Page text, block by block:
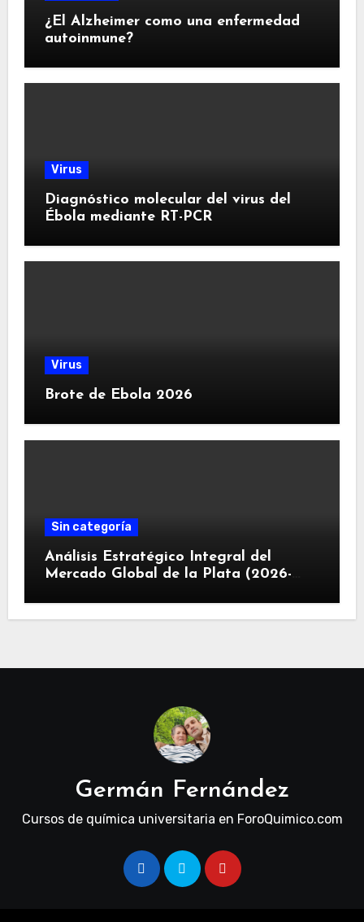
¿El Alzheimer como una enfermedad
autoinmune?
Virus
Diagnóstico molecular del virus del
Ébola mediante RT-PCR
Virus
Brote de Ebola 2026
Sin categoría
Análisis Estratégico Integral del
Mercado Global de la Plata (2026-
Estructural, Revolución Industrial
Germán Fernández
Cursos de química universitaria en ForoQuimico.com